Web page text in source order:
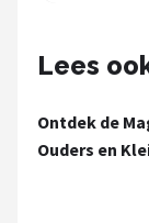
Lees
Ontdek de
Ouders en